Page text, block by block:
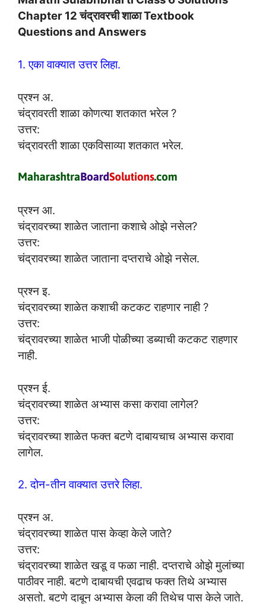
Chapter 12 चंद्रावरची शाळा Textbook
Questions and Answers
1. एका वाक्यात उत्तर लिहा.
प्रश्न अ.
चंद्रावरती शाळा कोणत्या शतकात भरेल ?
उत्तर:
चंद्रावरती शाळा एकविसाव्या शतकात भरेल.
प्रश्न आ.
चंद्रावरच्या शाळेत जाताना कशाचे ओझे नसेल?
उत्तर:
चंद्रावरच्या शाळेत जाताना दप्तराचे ओझे नसेल.
प्रश्न इ.
चंद्रावरच्या शाळेत कशाची कटकट राहणार नाही ?
उत्तर:
चंद्रावरच्या शाळेत भाजी पोळीच्या डब्याची कटकट राहणार
नाही.
प्रश्न ई.
चंद्रावरच्या शाळेत अभ्यास कसा करावा लागेल?
उत्तर:
चंद्रावरच्या शाळेत फक्त बटणे दाबायचाच अभ्यास करावा
लागेल.
2. दोन-तीन वाक्यात उत्तरे लिहा.
प्रश्न अ.
चंद्रावरच्या शाळेत पास केव्हा केले जाते?
उत्तर:
चंद्रावरच्या शाळेत खडू व फळा नाही. दप्तराचे ओझे मुलांच्या
पाठीवर नाही. बटणे दाबायची एवढाच फक्त तिथे अभ्यास
असतो. बटणे दाबून अभ्यास केला की तिथेच पास केले जाते.